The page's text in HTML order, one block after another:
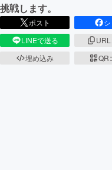
挑戦します。
ポスト
LINEで送る
埋め込み
QR